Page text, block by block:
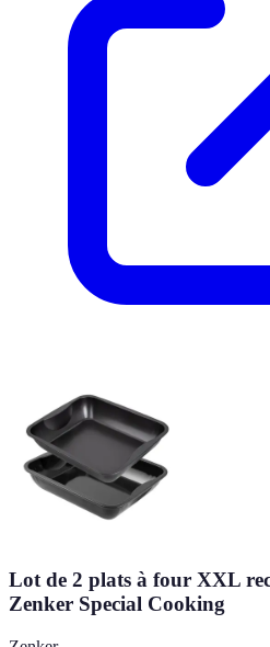
Lot de 2 plats à four XXL
Zenker Special Cooking